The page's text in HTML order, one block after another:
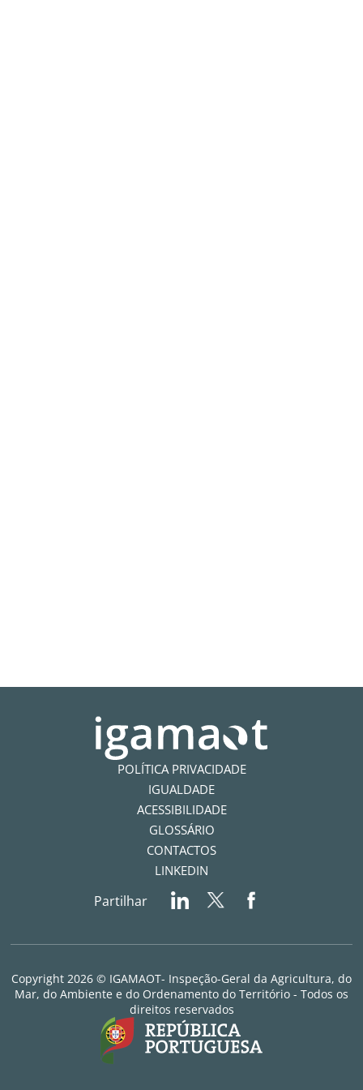
POLÍTICA PRIVACIDADE
IGUALDADE
ACESSIBILIDADE
GLOSSÁRIO
CONTACTOS
LINKEDIN
Partilhar
Copyright 2026 © IGAMAOT- Inspeção-Geral da Agricultura, do
Mar, do Ambiente e do Ordenamento do Território - Todos os
direitos reservados